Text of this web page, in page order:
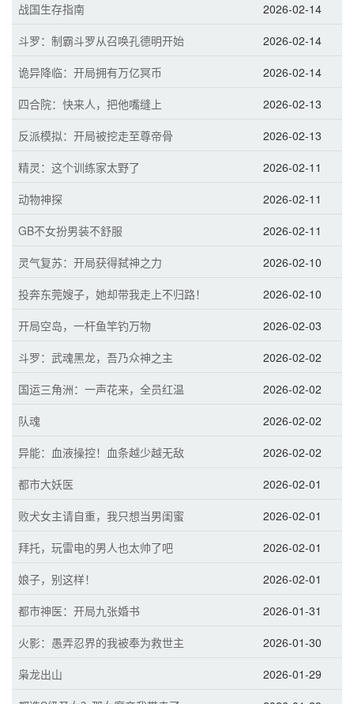
战国生存指南
2026-02-14
斗罗：制霸斗罗从召唤孔德明开始
2026-02-14
诡异降临：开局拥有万亿冥币
2026-02-14
四合院：快来人，把他嘴缝上
2026-02-13
反派模拟：开局被挖走至尊帝骨
2026-02-13
精灵：这个训练家太野了
2026-02-11
动物神探
2026-02-11
GB不女扮男装不舒服
2026-02-11
灵气复苏：开局获得弑神之力
2026-02-10
投奔东莞嫂子，她却带我走上不归路！
2026-02-10
开局空岛，一杆鱼竿钓万物
2026-02-03
斗罗：武魂黑龙，吾乃众神之主
2026-02-02
国运三角洲：一声花来，全员红温
2026-02-02
队魂
2026-02-02
异能：血液操控！血条越少越无敌
2026-02-02
都市大妖医
2026-02-01
败犬女主请自重，我只想当男闺蜜
2026-02-01
拜托，玩雷电的男人也太帅了吧
2026-02-01
娘子，别这样！
2026-02-01
都市神医：开局九张婚书
2026-01-31
火影：愚弄忍界的我被奉为救世主
2026-01-30
枭龙出山
2026-01-29